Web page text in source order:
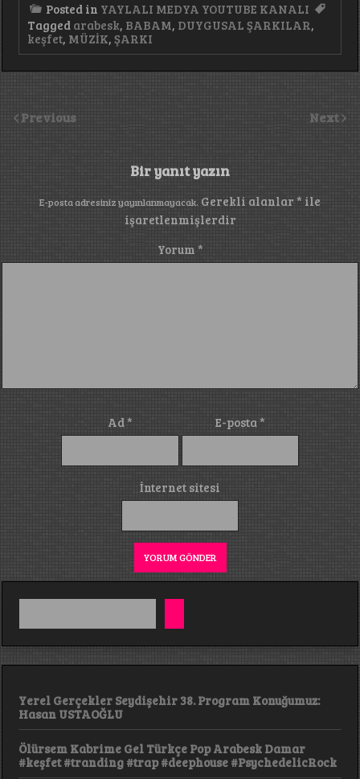
Posted in YAYLALI MEDYA YOUTUBE KANALI
Tagged arabesk, BABAM, DUYGUSAL ŞARKILAR,
keşfet, MÜZİK, ŞARKI
Previous Next
Bir yanıt yazın
E-posta adresiniz yayınlanmayacak. Gerekli alanlar * ile
işaretlenmişlerdir
Yorum *
Ad* E-posta*
İnternet sitesi
Yerel Gerçekler Seydişehir 38. Program Konuğumuz:
Hasan USTAOĞLU
Ölürsem Kabrime Gel Türkçe Pop Arabesk Damar
#keşfet #tranding #trap #deephouse #PsychedelicRock